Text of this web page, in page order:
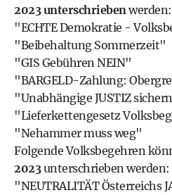
2023 unterschrieben werden:
"ECHTE Demokratie -
"Beibehaltung Sommerzeit"
"GIS Gebühren NEIN"
"BARGELD-Zahlung:
"Unabhängige JUSTIZ
"Lieferkettengesetz
"Nehammer muss weg"
Folgende Volksbegehren
2023unterschrieben werden:
"NEUTRALITÄT Österreichs